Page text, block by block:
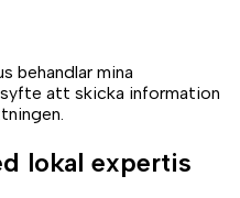
behandlar mina
att skicka information
lokal expertis